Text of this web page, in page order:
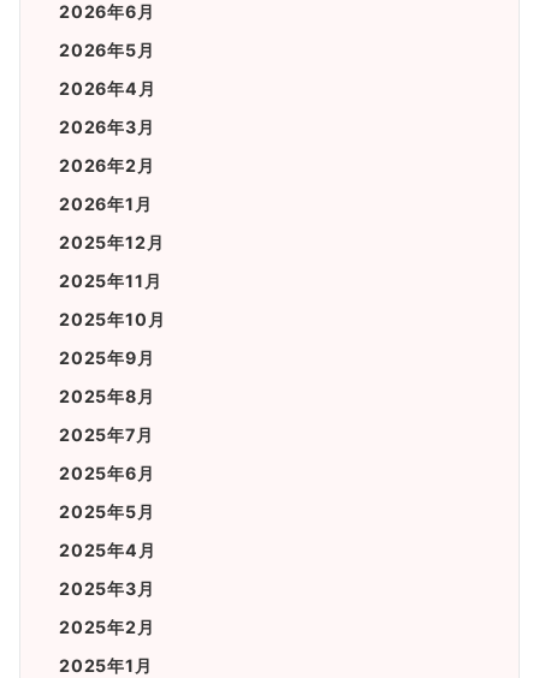
2026年6月
2026年5月
2026年4月
2026年3月
2026年2月
2026年1月
2025年12月
2025年11月
2025年10月
2025年9月
2025年8月
2025年7月
2025年6月
2025年5月
2025年4月
2025年3月
2025年2月
2025年1月